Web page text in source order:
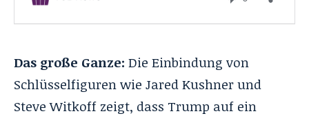
Das große Ganze: Die Einbindung von
Schlüsselfiguren wie Jared Kushner und
Steve Witkoff zeigt, dass Trump auf ein